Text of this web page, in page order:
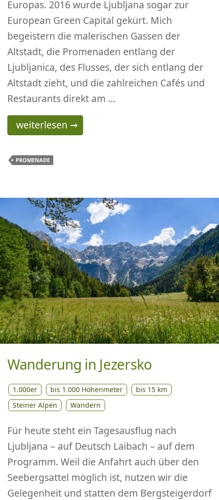
Europas. 2016 wurde Ljubljana sogar zur
European Green Capital gekürt. Mich
begeistern die malerischen Gassen der
Altstadt, die Promenaden entlang der
Ljubljanica, des Flusses, der sich entlang der
Altstadt zieht, und die zahlreichen Cafés und
Restaurants direkt am …
Ljubljana -Laibach
weiterlesen →
PROMENADE
Wanderung in Jezersko
1.000er bis 1.000 Höhenmeter
bis 15 km
Steiner Alpen
Wandern
Für heute steht ein Tagesausflug nach
Ljubljana – auf Deutsch Laibach – auf dem
Programm. Weil die Anfahrt auch über den
Seebergsattel möglich ist, nutzen wir die
Gelegenheit und statten dem Bergsteigerdorf